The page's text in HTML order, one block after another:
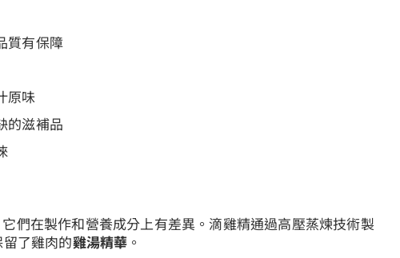
質有保障
原味
的滋補品
它們在製作和營養成分上有差異。滴雞精通過高壓蒸煉技術製
了雞肉的雞湯精華 。